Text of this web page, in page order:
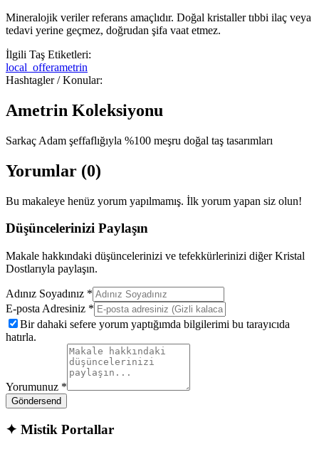
Mineralojik veriler referans amaçlıdır. Doğal kristaller tıbbi ilaç veya
tedavi yerine geçmez, doğrudan şifa vaat etmez.
İlgili Taş Etiketleri:
local_offerametrin
Hashtagler / Konular:
Ametrin Koleksiyonu
Sarkaç Adam şeffaflığıyla %100 meşru doğal taş tasarımları
Yorumlar (0)
Bu makaleye henüz yorum yapılmamış. İlk yorum yapan siz olun!
Düşüncelerinizi Paylaşın
Makale hakkındaki düşüncelerinizi ve tefekkürlerinizi diğer Kristal
Dostlarıyla paylaşın.
Adınız Soyadınız *
E-posta Adresiniz *
Bir dahaki sefere yorum yaptığımda bilgilerimi bu tarayıcıda
hatırla.
Yorumunuz *
Göndersend
✦ Mistik Portallar